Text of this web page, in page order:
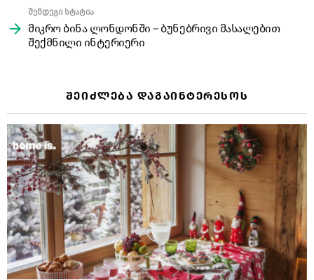
შემდეგი სტატია
მიკრო ბინა ლონდონში – ბუნებრივი მასალებით
შექმნილი ინტერიერი
ᲨᲔᲘᲫᲚᲔᲑᲐ ᲓᲐᲒᲐᲘᲜᲢᲔᲠᲔᲡᲝᲡ